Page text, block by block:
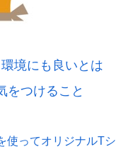
境にも良いとは
をつけること
使ってオリジナルTシ